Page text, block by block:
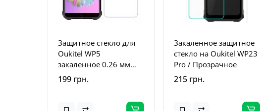
Защитное стекло для
Oukitel WP5
закаленное 0.26 мм
прозрачное
199 грн.
Закаленное защитное
стекло на Oukitel WP23
Pro / Прозрачное
215 грн.